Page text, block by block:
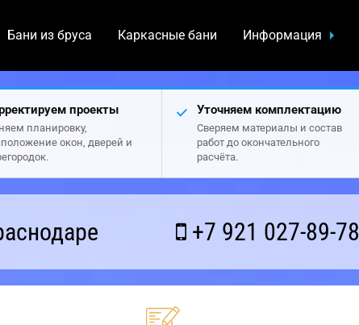
Бани из бруса Каркасные бани Информация
проекты
планировку,
окон, дверей и
Уточняем комплектацию
Сверяем материалы и состав
работ до окончательного
расчёта.
+7 921 027-89-78